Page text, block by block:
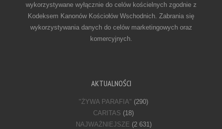
wykorzystywane wyłącznie do celów kościelnych zgodnie z
Kodeksem Kanonów Kościołów Wschodnich. Zabrania się
wykorzystywania danych do celów marketingowych oraz
komercyjnych.
AKTUALNOŚCI
"ŻYWA PARAFIA" (290)
CARITAS (18)
NAJWAŻNIEJSZE (2 631)